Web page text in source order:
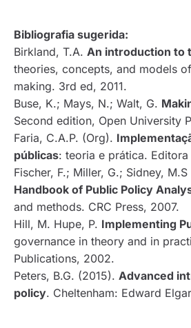
Bibliografia sugerida:
Birkland, T.A. An introduction to
theories, concepts, and models
making. 3rd ed, 2011.
Buse, K.; Mays, N.; Walt, G.
Second edition, Open University
Faria, C.A.P. (Org).
públicas: teoria e prática. Editora
Fischer, F.; Miller, G.; Sidney,
Handbook of Public Policy
and methods. CRC Press, 2007.
Hill, M. Hupe, P. Implementing
governance in theory and in
Publications, 2002.
Peters, B.G. (2015). Advanced
policy. Cheltenham: Edward